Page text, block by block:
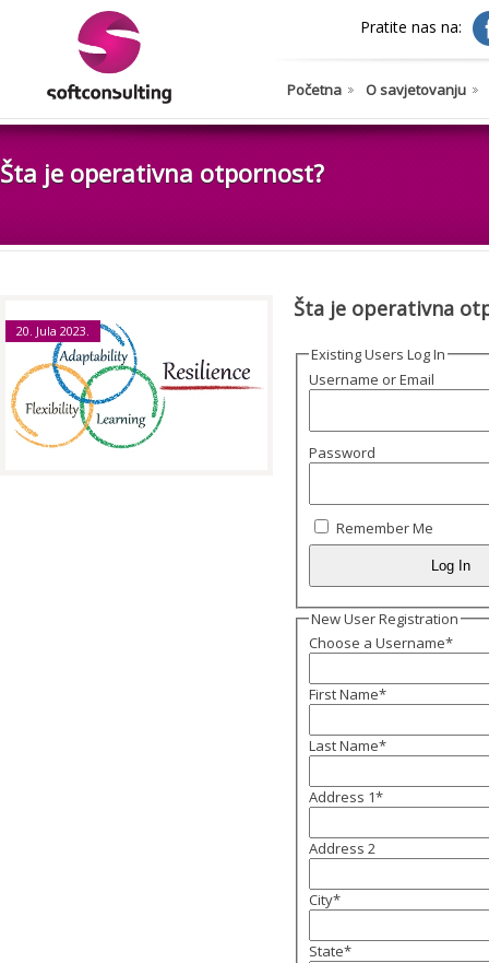
Pratite nas na:
Početna O savjetovanju
Šta je operativna otpornost?
20. Jula 2023.
Šta je operativna
Existing Users Log In
Username or Email
Password
Remember Me
New User Registration
Choose a Username*
First Name*
Last Name*
Address 1*
Address 2
City*
State*